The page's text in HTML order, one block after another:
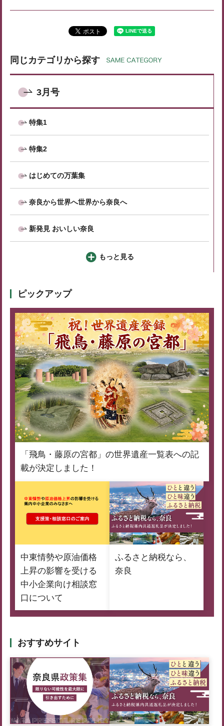
同じカテゴリから探す
3月号
特集1
特集2
はじめての万葉集
奈良から世界へ世界から奈良へ
新発見 おいしい奈良
もっと見る
ピックアップ
「飛鳥・藤原の宮都」の世界遺産一覧表への記
載が決定しました！
中東情勢や原油価格
上昇の影響を受ける
中小企業向け相談窓
口について
ふるさと納税なら、
奈良
おすすめサイト